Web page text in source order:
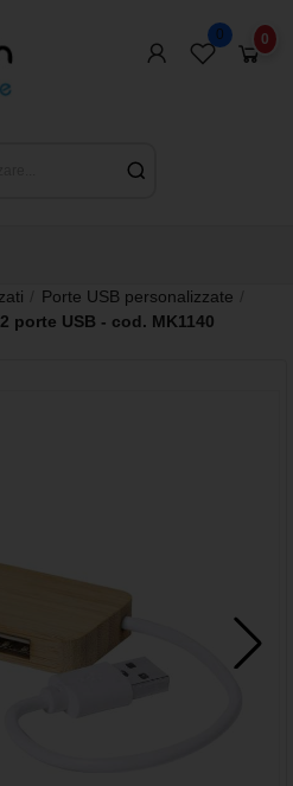
0 0
Porte USB personalizzate
porte USB - cod. MK1140